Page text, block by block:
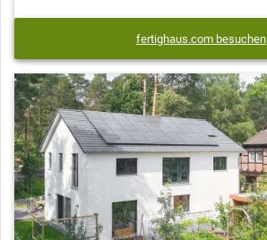
fertighaus.com besuchen